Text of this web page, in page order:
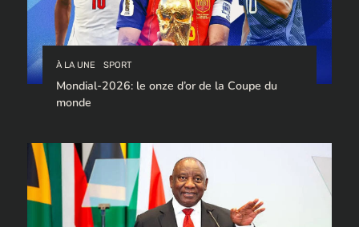
À LA UNE SPORT
Mondial-2026: le onze d’or de la Coupe du
monde